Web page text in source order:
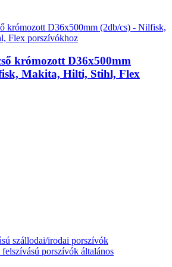
krómozott D36x500mm
Makita, Hilti, Stihl, Flex
szállodai/irodai porszívók
felszívású porszívók általános